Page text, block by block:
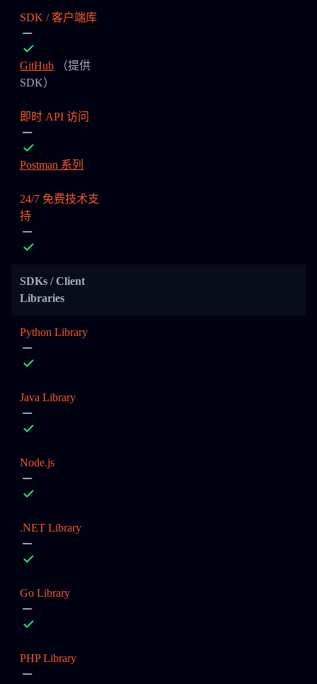
SDK / 客户端库
GitHub （提供
SDK）
即时 API 访问
Postman 系列
24/7 免费技术支
持
SDKs / Client
Libraries
Python Library
Java Library
Node.js
.NET Library
Go Library
PHP Library